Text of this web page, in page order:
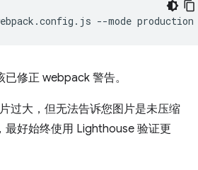
--mode
修正 webpack 警告。
过大，但无法告诉您图片是未压缩
最好始终使用 Lighthouse 验证更